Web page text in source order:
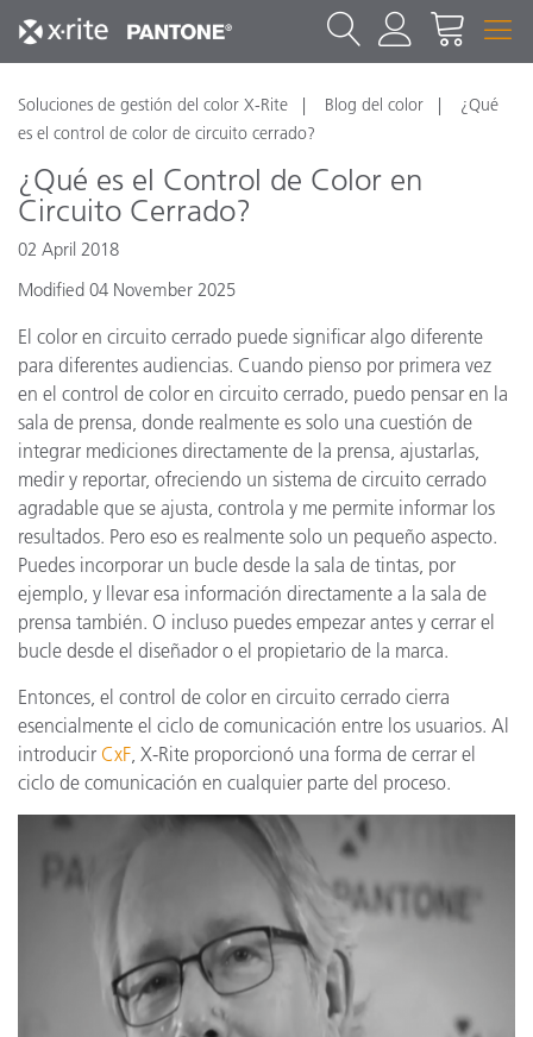
Soluciones de gestión del color X-Rite Blog del color
¿Qué
es el control de color de circuito cerrado?
¿Qué es el Control de Color en
Circuito Cerrado?
02 April 2018
Modified 04 November 2025
El color en circuito cerrado puede significar algo diferente
para diferentes audiencias. Cuando pienso por primera vez
en el control de color en circuito cerrado, puedo pensar en la
sala de prensa, donde realmente es solo una cuestión de
integrar mediciones directamente de la prensa, ajustarlas,
medir y reportar, ofreciendo un sistema de circuito cerrado
agradable que se ajusta, controla y me permite informar los
resultados. Pero eso es realmente solo un pequeño aspecto.
Puedes incorporar un bucle desde la sala de tintas, por
ejemplo, y llevar esa información directamente a la sala de
prensa también. O incluso puedes empezar antes y cerrar el
bucle desde el diseñador o el propietario de la marca.
Entonces, el control de color en circuito cerrado cierra
esencialmente el ciclo de comunicación entre los usuarios. Al
introducir CxF, X-Rite proporcionó una forma de cerrar el
ciclo de comunicación en cualquier parte del proceso.